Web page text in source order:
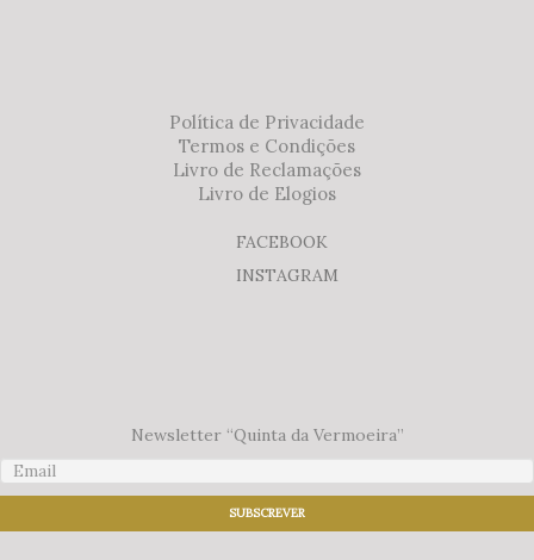
Política de Privacidade
Termos e Condições
Livro de Reclamações
Livro de Elogios
FACEBOOK
INSTAGRAM
Newsletter “Quinta da Vermoeira”